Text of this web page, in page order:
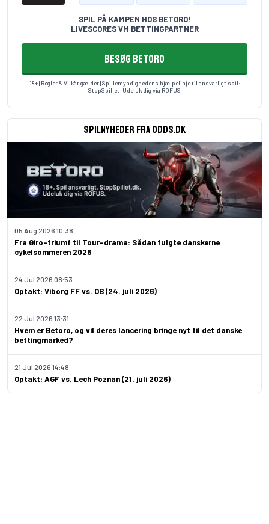
SPIL PÅ KAMPEN HOS BETORO!
LIVESCORES VM BETTINGPARTNER
BESØG BETORO
18+ | Regler & Vilkår gælder | Spillemyndighedens hjælpelinje til ansvarligt spil:
StopSpillet | Udeluk dig via ROFUS
Spilnyheder fra odds.dk
Fra Giro-triumf til Tour-drama: Sådan fulgte danskerne
cykelsommeren 2026
05 Aug 2026 10:38
Optakt: Viborg FF vs. OB (24. juli 2026)
24 Jul 2026 08:53
Hvem er Betoro, og vil deres lancering bringe nyt til det danske
bettingmarked?
22 Jul 2026 13:31
Optakt: AGF vs. Lech Poznan (21. juli 2026)
21 Jul 2026 14:48